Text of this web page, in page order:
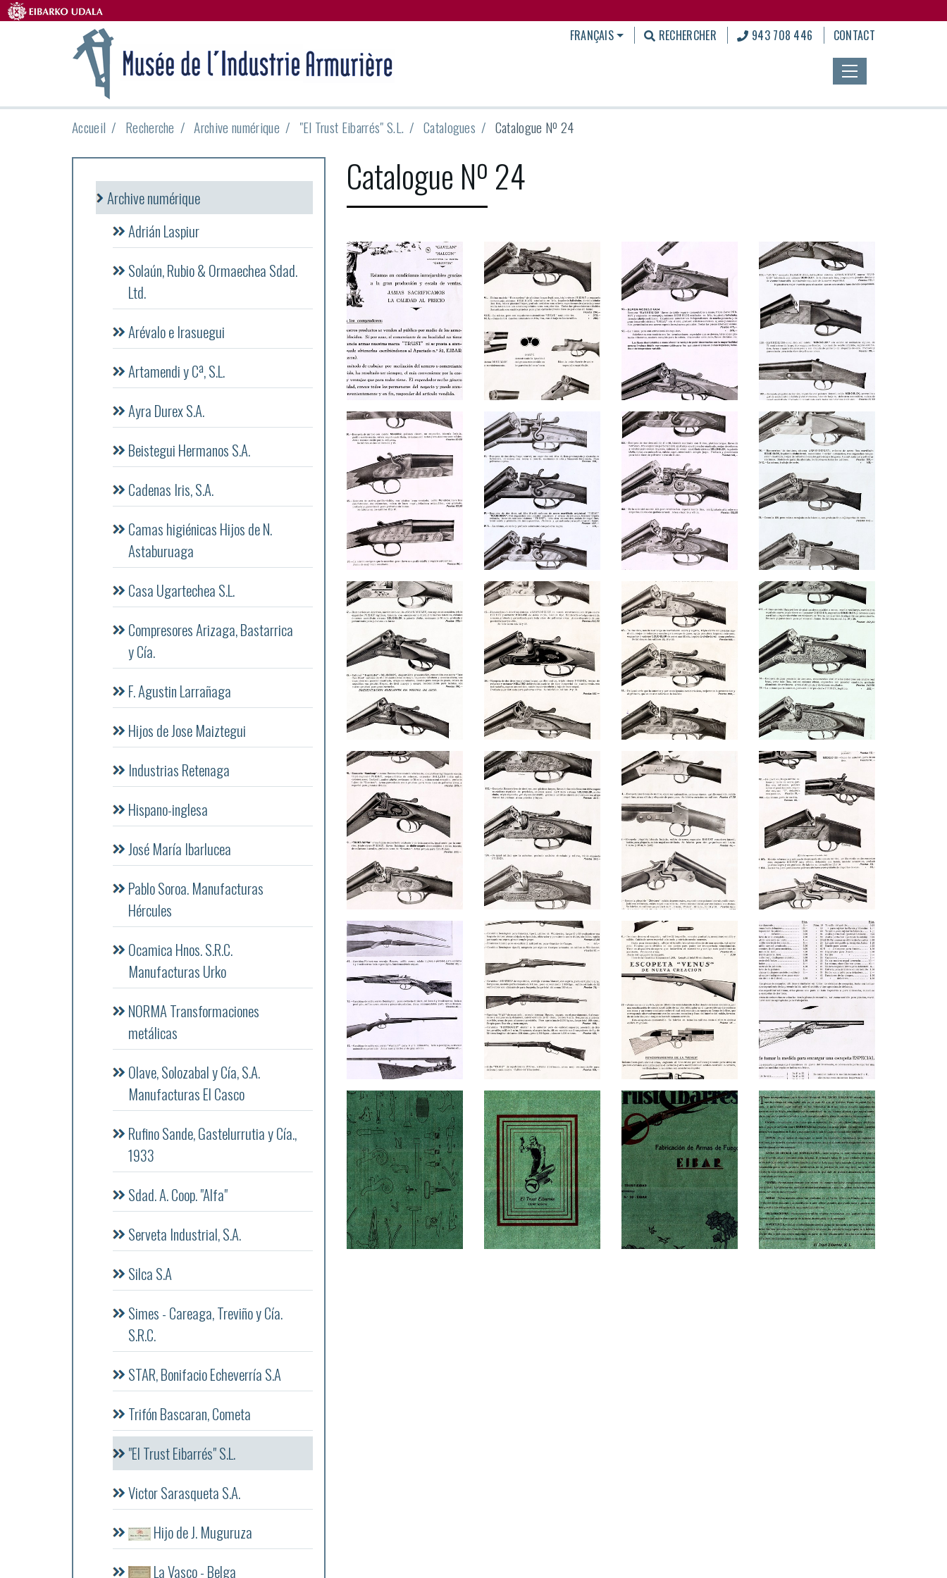
FRANÇAIS RECHERCHER 943 708 446 CONTACT
Accueil Recherche Archive numérique "El Trust Eibarrés" S.L. Catalogues Catalogue Nº 24
Catalogue Nº 24
Archive numérique
Adrián Laspiur
Solaún, Rubio & Ormaechea Sdad.
Ltd.
Arévalo e Irasuegui
Artamendi y Cª, S.L.
Ayra Durex S.A.
Beistegui Hermanos S.A.
Cadenas Iris, S.A.
Camas higiénicas Hijos de N.
Astaburuaga
Casa Ugartechea S.L.
Compresores Arizaga, Bastarrica
y Cía.
F. Agustin Larrañaga
Hijos de Jose Maiztegui
Industrias Retenaga
Hispano-inglesa
José María Ibarlucea
Pablo Soroa. Manufacturas
Hércules
Ocamica Hnos. S.R.C.
Manufacturas Urko
NORMA Transformaciones
metálicas
Olave, Solozabal y Cía, S.A.
Manufacturas El Casco
Rufino Sande, Gastelurrutia y Cía.,
1933
Sdad. A. Coop. "Alfa"
Serveta Industrial, S.A.
Silca S.A
Simes - Careaga, Treviño y Cía.
S.R.C.
STAR, Bonifacio Echeverría S.A
Trifón Bascaran, Cometa
"El Trust Eibarrés" S.L.
Victor Sarasqueta S.A.
Hijo de J. Muguruza
La Vasco - Belga